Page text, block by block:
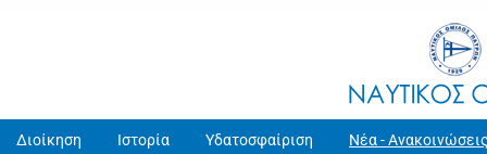
Διοίκηση Ιστορία Υδατοσφαίριση Νέα -